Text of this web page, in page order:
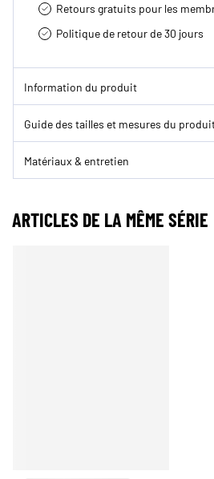
Retours gratuits pour les
Politique de retour de 30 jours
Information du produit
Guide des tailles et mesures du
Matériaux & entretien
ARTICLES DE LA MÊME SÉRIE